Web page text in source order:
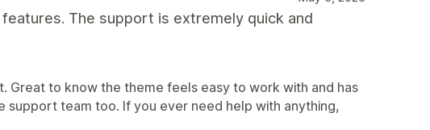
The support is extremely quick and
Great to know the theme feels easy to work with and has
support team too. If you ever need help with anything,